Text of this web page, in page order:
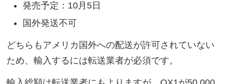
発売予定：10月5日
国外発送不可
どちらもアメリカ国外への配送が許可されていない
ため、輸入するには転送業者が必須です。